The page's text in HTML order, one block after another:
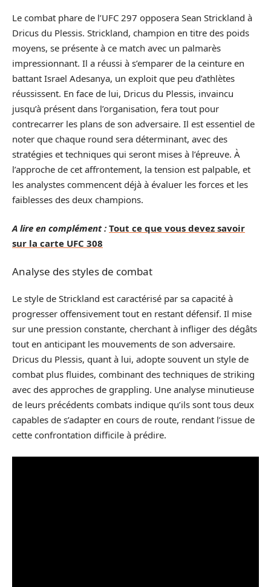
Le combat phare de l’UFC 297 opposera Sean Strickland à
Dricus du Plessis. Strickland, champion en titre des poids
moyens, se présente à ce match avec un palmarès
impressionnant. Il a réussi à s’emparer de la ceinture en
battant Israel Adesanya, un exploit que peu d’athlètes
réussissent. En face de lui, Dricus du Plessis, invaincu
jusqu’à présent dans l’organisation, fera tout pour
contrecarrer les plans de son adversaire. Il est essentiel de
noter que chaque round sera déterminant, avec des
stratégies et techniques qui seront mises à l’épreuve. À
l’approche de cet affrontement, la tension est palpable, et
les analystes commencent déjà à évaluer les forces et les
faiblesses des deux champions.
A lire en complément : Tout ce que vous devez savoir
sur la carte UFC 308
Analyse des styles de combat
Le style de Strickland est caractérisé par sa capacité à
progresser offensivement tout en restant défensif. Il mise
sur une pression constante, cherchant à infliger des dégâts
tout en anticipant les mouvements de son adversaire.
Dricus du Plessis, quant à lui, adopte souvent un style de
combat plus fluides, combinant des techniques de striking
avec des approches de grappling. Une analyse minutieuse
de leurs précédents combats indique qu’ils sont tous deux
capables de s’adapter en cours de route, rendant l’issue de
cette confrontation difficile à prédire.